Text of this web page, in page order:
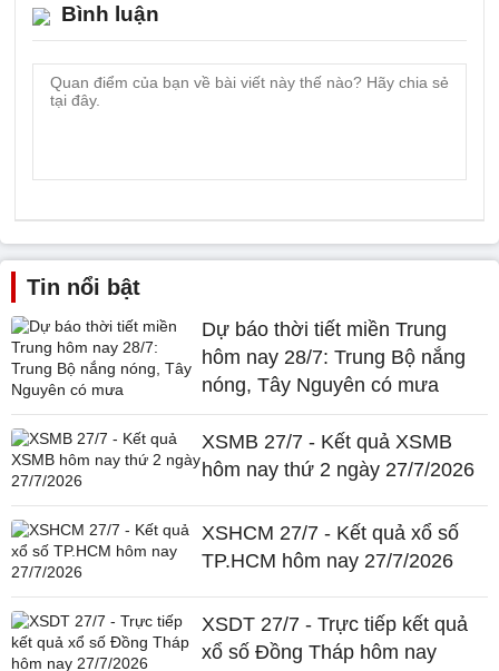
Bình luận
Tin nổi bật
Dự báo thời tiết miền Trung
hôm nay 28/7: Trung Bộ nắng
nóng, Tây Nguyên có mưa
XSMB 27/7 - Kết quả XSMB
hôm nay thứ 2 ngày 27/7/2026
XSHCM 27/7 - Kết quả xổ số
TP.HCM hôm nay 27/7/2026
XSDT 27/7 - Trực tiếp kết quả
xổ số Đồng Tháp hôm nay